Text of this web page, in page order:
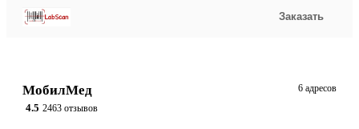
Заказать
МобилМед
4.5 2463 отзывов
6 адресов